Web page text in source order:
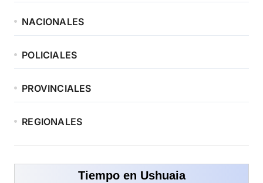
NACIONALES
POLICIALES
PROVINCIALES
REGIONALES
Tiempo en Ushuaia